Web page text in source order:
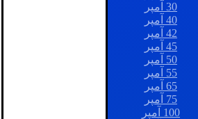
30 آمپر
40 آمپر
42 آمپر
45 آمپر
50 آمپر
55 آمپر
65 آمپر
75 آمپر
100 آمپر